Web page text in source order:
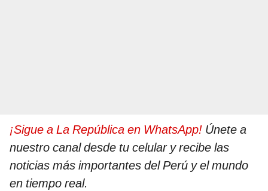
¡Sigue a La República en WhatsApp! Únete a
nuestro canal desde tu celular y recibe las
noticias más importantes del Perú y el mundo
en tiempo real.